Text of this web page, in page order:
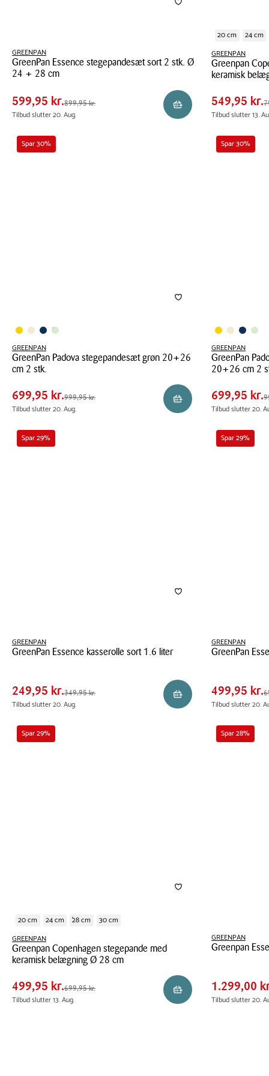
GREENPAN
GreenPan Essence stegepandesæt sort 2 stk. Ø
24 + 28 cm
GreenPan
Essence
sort
Pris
tabel
Pris
599,95 kr.
Førpris
899,95 kr.
599,95 kr.899,95 kr.
Tilbud slutter 20. Aug.
Læg i kurv
20 cm 24 cm
GREENPAN
Greenpan
keramisk
Greenpan
Copenhagen
med
keramisk
Pris
tabel
Pris
Førpris
549,95 kr.
Tilbud slutter 13.
Spar 30%
GREENPAN
GreenPan Padova stegepandesæt grøn 20+26
cm 2 stk.
GreenPan
Padova
grøn
20+26
Pris
tabel
Pris
699,95 kr.
Førpris
999,95 kr.
699,95 kr.999,95 kr.
Tilbud slutter 20. Aug.
Reservér i butik
Spar 30%
GREENPAN
GreenPan
20+26 cm 2
GreenPan
Padova
mørkeblå
20+26
Pris
tabel
Pris
Førpris
699,95 kr.
Tilbud slutter 20.
Spar 29%
GREENPAN
GreenPan Essence kasserolle sort 1.6 liter
Essence
kasserolle
1.6
liter
Pris
Pris
249,95 kr.
Førpris
349,95 kr.
249,95 kr.349,95 kr.
Tilbud slutter 20. Aug.
Læg i kurv
Spar 29%
GREENPAN
GreenPan
Essence
gryde
4.9
liter
Pris
Pris
Førpris
499,95 kr.
Tilbud slutter 20.
Spar 29%
20 cm 24 cm 28 cm
30 cm
GREENPAN
Greenpan Copenhagen stegepande med
keramisk belægning Ø 28 cm
Greenpan
Copenhagen
Pris
tabel
Pris
499,95 kr.
Førpris
699,95 kr.
499,95 kr.699,95 kr.
Tilbud slutter 13. Aug.
Reservér i butik
Spar 28%
GREENPAN
Greenpan
Essence
grydesæt
Pris
Pris
Førpris
1.299,00
Tilbud slutter 20.